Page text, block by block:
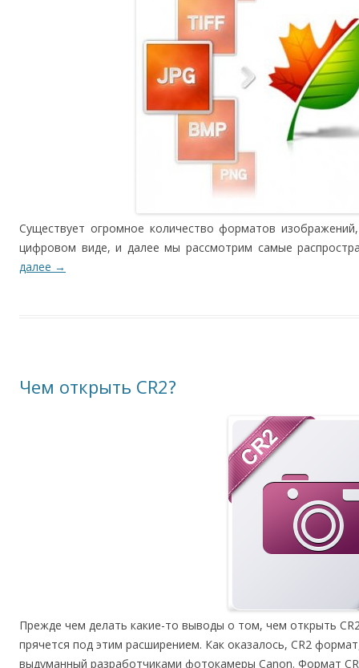
Существует огромное количество форматов
цифровом виде, и далее мы рассмотрим самые
далее →
Чем открыть CR2?
Прежде чем делать какие-то выводы о том, чем открыть
прячется под этим расширением. Как оказалось, CR2
выдуманный разработчиками фотокамеры Canon. Формат